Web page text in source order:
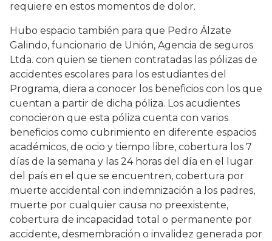
requiere en estos momentos de dolor.
Hubo espacio también para que Pedro Álzate
Galindo, funcionario de Unión, Agencia de seguros
Ltda. con quien se tienen contratadas las pólizas de
accidentes escolares para los estudiantes del
Programa, diera a conocer los beneficios con los que
cuentan a partir de dicha póliza. Los acudientes
conocieron que esta póliza cuenta con varios
beneficios como cubrimiento en diferente espacios
académicos, de ocio y tiempo libre, cobertura los 7
días de la semana y las 24 horas del día en el lugar
del país en el que se encuentren, cobertura por
muerte accidental con indemnización a los padres,
muerte por cualquier causa no preexistente,
cobertura de incapacidad total o permanente por
accidente, desmembración o invalidez generada por